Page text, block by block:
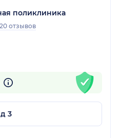
поликлиника
20 отзывов
3